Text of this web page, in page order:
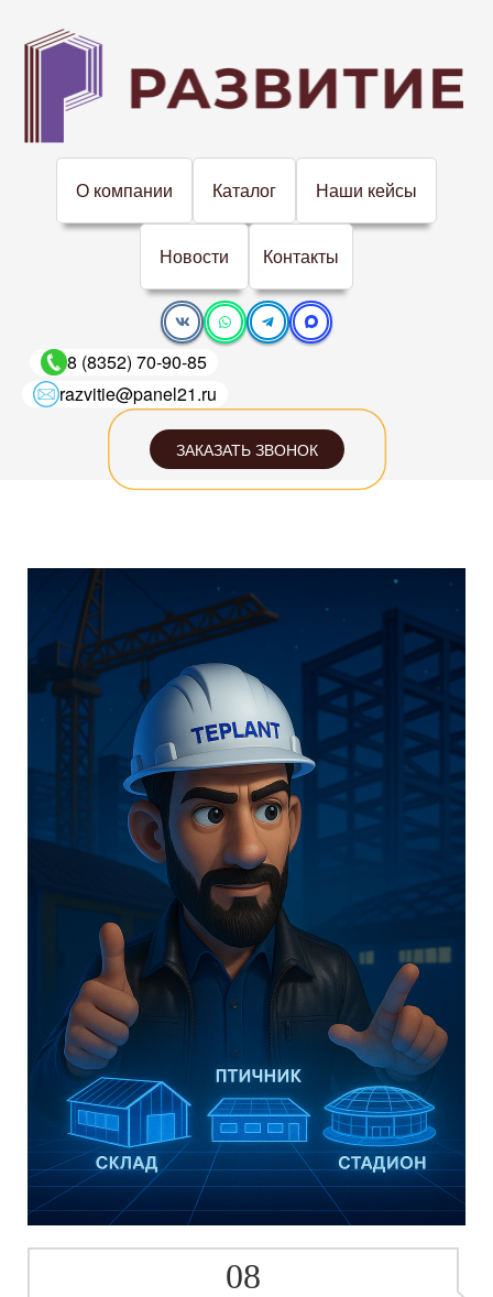
О компании Каталог Наши кейсы
Новости Контакты
8 (8352) 70-90-85
razvitie@panel21.ru
ЗАКАЗАТЬ ЗВОНОК
08